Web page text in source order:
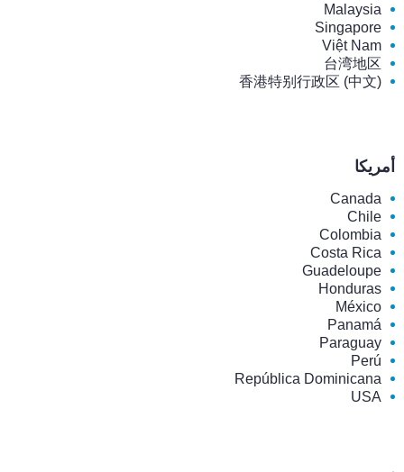
Malaysia
Singapore
Việt Nam
台湾地区
香港特别行政区 (中文)
أمريكا
Canada
Chile
Colombia
Costa Rica
Guadeloupe
Honduras
México
Panamá
Paraguay
Perú
República Dominicana
USA